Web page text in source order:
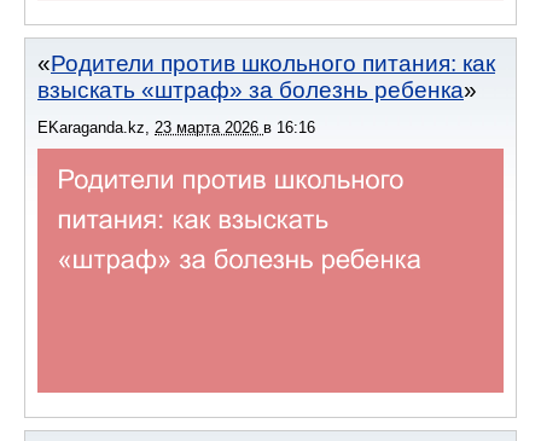
Родители против школьного питания: как
взыскать «штраф» за болезнь ребенка
EKaraganda.kz, 23 марта 2026 в 16:16